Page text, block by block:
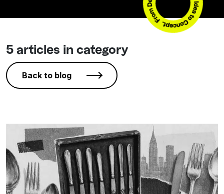
5 articles in category
Back to blog